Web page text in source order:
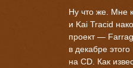
Ну что же. Мне
и Kai Tracid
проект —
в декабре
на CD. Как